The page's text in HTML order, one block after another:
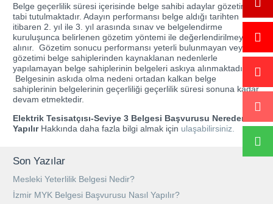
Belge geçerlilik süresi içerisinde belge sahibi adaylar gözetime
tabi tutulmaktadır. Adayın performansı belge aldığı tarihten
itibaren 2. yıl ile 3. yıl arasında sınav ve belgelendirme
kuruluşunca belirlenen gözetim yöntemi ile değerlendirilmeye
alınır. Gözetim sonucu performansı yeterli bulunmayan veya
gözetimi belge sahiplerinden kaynaklanan nedenlerle
yapılamayan belge sahiplerinin belgeleri askıya alınmaktadır.
Belgesinin askıda olma nedeni ortadan kalkan belge
sahiplerinin belgelerinin geçerliliği geçerlilik süresi sonuna kadar
devam etmektedir.
Elektrik Tesisatçısı-Seviye 3 Belgesi Başvurusu Nereden
Yapılır Hakkında daha fazla bilgi almak için ulaşabilirsiniz.
Son Yazılar
Mesleki Yeterlilik Belgesi Nedir?
İzmir MYK Belgesi Başvurusu Nasıl Yapılır?